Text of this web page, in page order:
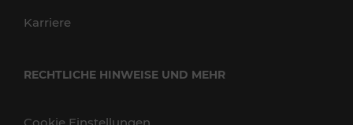
Karriere
RECHTLICHE HINWEISE UND MEHR